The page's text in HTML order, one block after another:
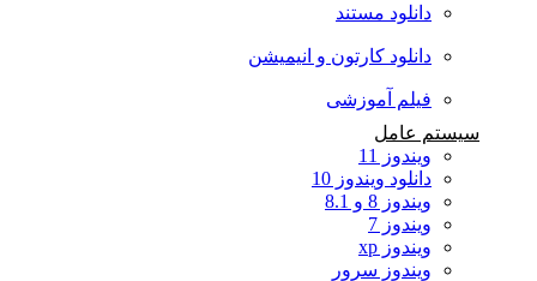
دانلود مستند
دانلود کارتون و انیمیشن
فیلم آموزشی
سیستم عامل
ویندوز 11
دانلود ویندوز 10
ویندوز 8 و 8.1
ویندوز 7
ویندوز xp
ویندوز سرور